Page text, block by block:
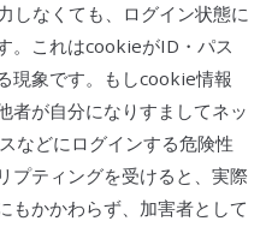
しなくても、ログイン状態に
。これはcookieがID・パス
現象です。もしcookie情報
者が自分になりすましてネッ
などにログインする危険性
プティングを受けると、実際
もかかわらず、加害者として